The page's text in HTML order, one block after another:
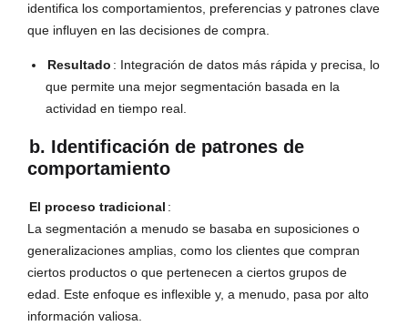
identifica los comportamientos, preferencias y patrones clave
que influyen en las decisiones de compra.
Resultado : Integración de datos más rápida y precisa, lo
que permite una mejor segmentación basada en la
actividad en tiempo real.
b. Identificación de patrones de
comportamiento
El proceso tradicional :
La segmentación a menudo se basaba en suposiciones o
generalizaciones amplias, como los clientes que compran
ciertos productos o que pertenecen a ciertos grupos de
edad. Este enfoque es inflexible y, a menudo, pasa por alto
información valiosa.